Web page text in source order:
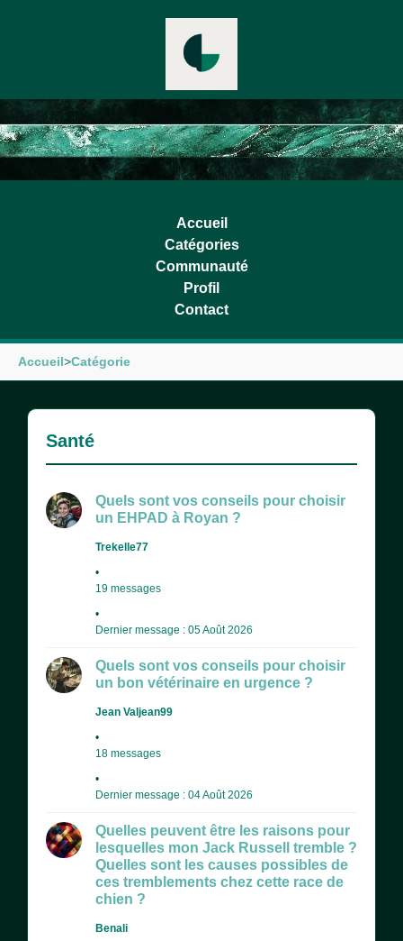
Accueil
Catégories
Communauté
Profil
Contact
Accueil>Catégorie
Santé
Quels sont vos conseils pour choisir
un EHPAD à Royan ?
Trekelle77
19 messages
Dernier message : 05 Août 2026
Quels sont vos conseils pour choisir
un bon vétérinaire en urgence ?
Jean Valjean99
18 messages
Dernier message : 04 Août 2026
Quelles peuvent être les raisons pour
lesquelles mon Jack Russell tremble ?
Quelles sont les causes possibles de
ces tremblements chez cette race de
chien ?
Benali